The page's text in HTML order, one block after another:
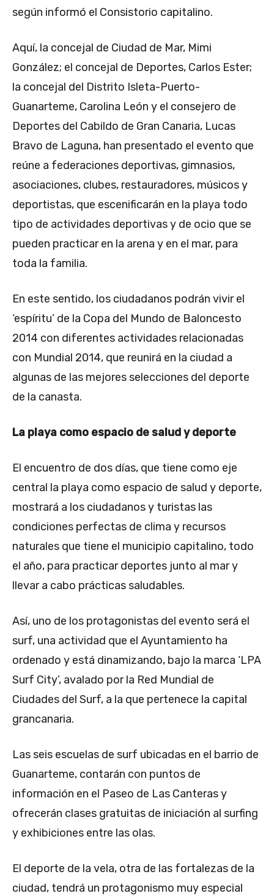
según informó el Consistorio capitalino.
Aquí, la concejal de Ciudad de Mar, Mimi
González; el concejal de Deportes, Carlos Ester;
la concejal del Distrito Isleta-Puerto-
Guanarteme, Carolina León y el consejero de
Deportes del Cabildo de Gran Canaria, Lucas
Bravo de Laguna, han presentado el evento que
reúne a federaciones deportivas, gimnasios,
asociaciones, clubes, restauradores, músicos y
deportistas, que escenificarán en la playa todo
tipo de actividades deportivas y de ocio que se
pueden practicar en la arena y en el mar, para
toda la familia.
En este sentido, los ciudadanos podrán vivir el
‘espíritu’ de la Copa del Mundo de Baloncesto
2014 con diferentes actividades relacionadas
con Mundial 2014, que reunirá en la ciudad a
algunas de las mejores selecciones del deporte
de la canasta.
La playa como espacio de salud y deporte
El encuentro de dos días, que tiene como eje
central la playa como espacio de salud y deporte,
mostrará a los ciudadanos y turistas las
condiciones perfectas de clima y recursos
naturales que tiene el municipio capitalino, todo
el año, para practicar deportes junto al mar y
llevar a cabo prácticas saludables.
Así, uno de los protagonistas del evento será el
surf, una actividad que el Ayuntamiento ha
ordenado y está dinamizando, bajo la marca ‘LPA
Surf City’, avalado por la Red Mundial de
Ciudades del Surf, a la que pertenece la capital
grancanaria.
Las seis escuelas de surf ubicadas en el barrio de
Guanarteme, contarán con puntos de
información en el Paseo de Las Canteras y
ofrecerán clases gratuitas de iniciación al surfing
y exhibiciones entre las olas.
El deporte de la vela, otra de las fortalezas de la
ciudad, tendrá un protagonismo muy especial